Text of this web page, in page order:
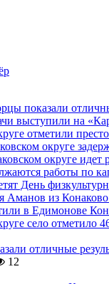
показали
выступили на
отметили
округе
округе идет
работы по
День
Аманов из
в Едимонове
село отметило
отличные
12